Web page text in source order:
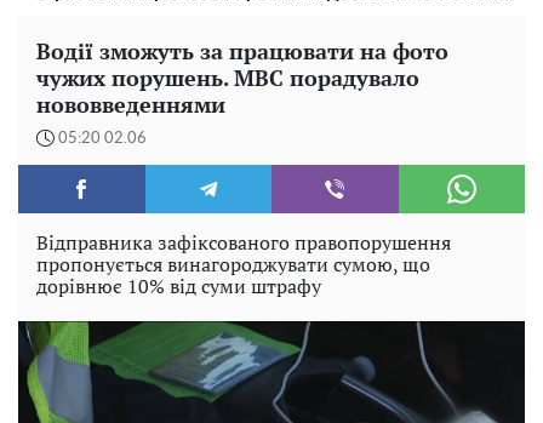
Водії зможуть за працювати на фото
чужих порушень. МВС порадувало
нововведеннями
05:20 02.06
Відправника зафіксованого правопорушення
пропонується винагороджувати сумою, що
дорівнює 10% від суми штрафу